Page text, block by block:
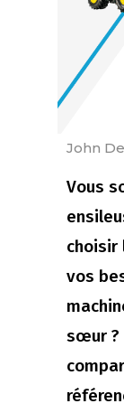
John
Vous
choisir
vos
sœur ?